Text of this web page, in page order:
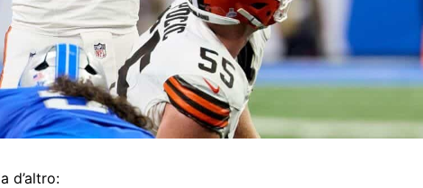
d’altro: